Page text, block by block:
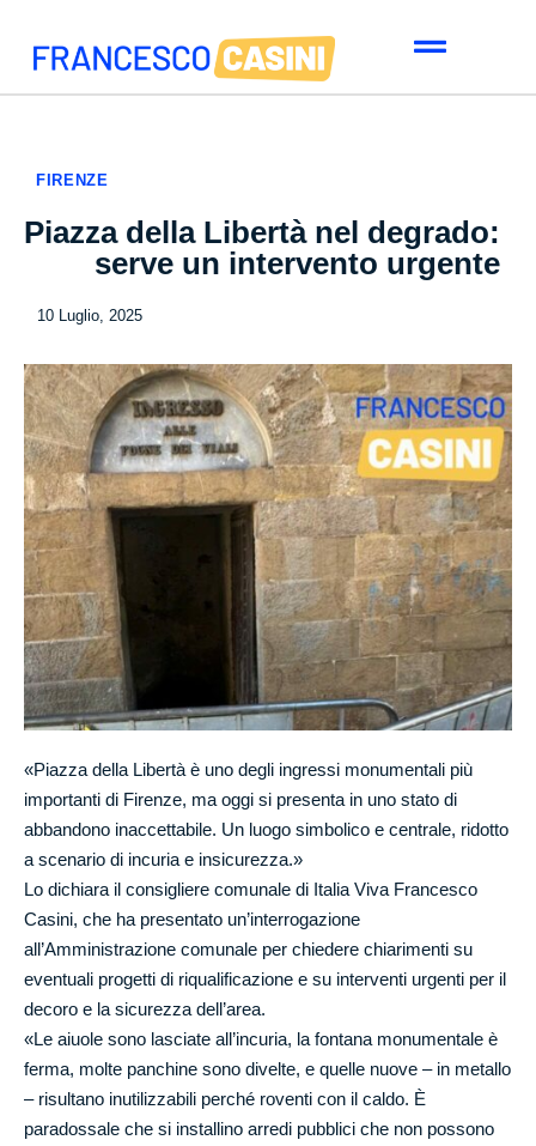
FIRENZE
Piazza della Libertà nel degrado:
serve un intervento urgente
10 Luglio, 2025
«Piazza della Libertà è uno degli ingressi monumentali più
importanti di Firenze, ma oggi si presenta in uno stato di
abbandono inaccettabile. Un luogo simbolico e centrale, ridotto
a scenario di incuria e insicurezza.»
Lo dichiara il consigliere comunale di Italia Viva Francesco
Casini, che ha presentato un’interrogazione
all’Amministrazione comunale per chiedere chiarimenti su
eventuali progetti di riqualificazione e su interventi urgenti per il
decoro e la sicurezza dell’area.
«Le aiuole sono lasciate all’incuria, la fontana monumentale è
ferma, molte panchine sono divelte, e quelle nuove – in metallo
– risultano inutilizzabili perché roventi con il caldo. È
paradossale che si installino arredi pubblici che non possono